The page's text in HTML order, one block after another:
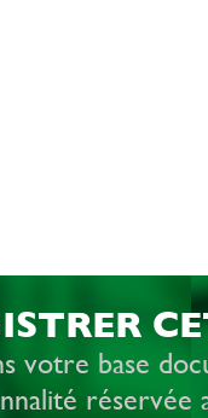
votre base
réservée